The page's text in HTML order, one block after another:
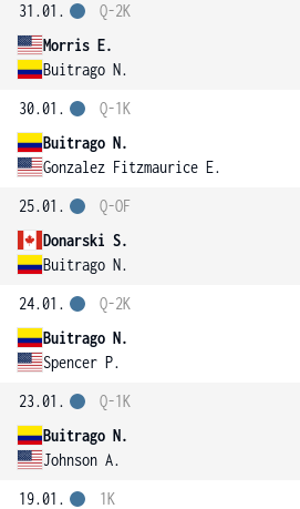
31.01.
Morris E.
Buitrago N.
Q-2K
30.01.
Buitrago N.
Gonzalez Fitzmaurice E.
Q-1K
25.01.
Donarski S.
Buitrago N.
Q-OF
24.01.
Buitrago N.
Spencer P.
Q-2K
23.01.
Buitrago N.
Johnson A.
Q-1K
19.01.
1K